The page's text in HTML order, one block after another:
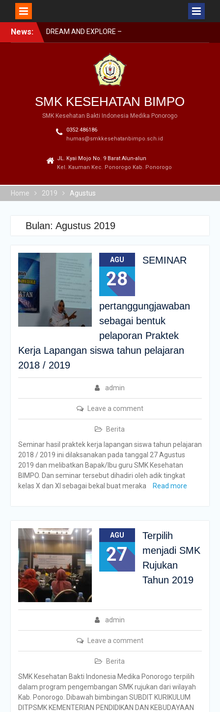
News:
DREAM AND EXPLORE –
SWASTA FESTIVAL 2023
BARENG BUPATI
GERAK JALAN GARAPAN
DISBUDPARPORA
SMK KESEHATAN BIMPO
SMK Kesehatan Bakti Indonesia Medika Ponorogo
0352 486186
humas@smkkesehatanbimpo.sch.id
JL. Kyai Mojo No. 9 Barat Alun-alun
Kel. Kauman Kec. Ponorogo Kab. Ponorogo
Home 2019 Agustus
Bulan: Agustus 2019
AGU
28
SEMINAR
pertanggungjawaban
sebagai bentuk
pelaporan Praktek
Kerja Lapangan siswa tahun pelajaran
2018 / 2019
admin
Leave a comment
Berita
Seminar hasil praktek kerja lapangan siswa tahun pelajaran
2018 / 2019 ini dilaksanakan pada tanggal 27 Agustus
2019 dan melibatkan Bapak/Ibu guru SMK Kesehatan
BIMPO. Dan seminar tersebut dihadiri oleh adik tingkat
kelas X dan XI sebagai bekal buat meraka
Read more
AGU
27
Terpilih
menjadi SMK
Rujukan
Tahun 2019
admin
Leave a comment
Berita
SMK Kesehatan Bakti Indonesia Medika Ponorogo terpilih
dalam program pengembangan SMK rujukan dari wilayah
Kab. Ponorogo. Dibawah bimbingan SUBDIT KURIKULUM
DITPSMK KEMENTERIAN PENDIDIKAN DAN KEBUDAYAAN